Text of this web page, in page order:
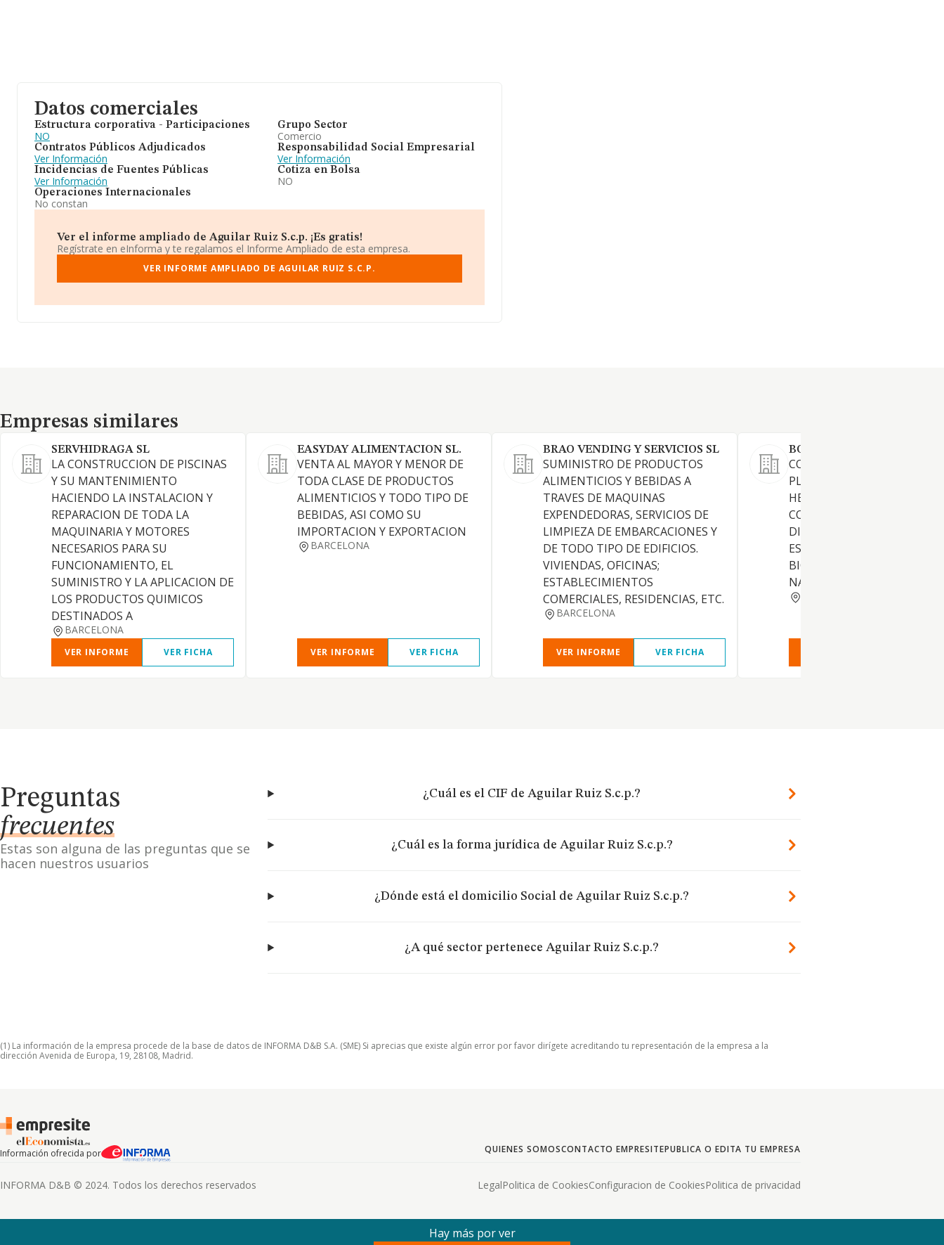
Datos comerciales
Estructura corporativa - Participaciones
NO
Contratos Públicos Adjudicados
Ver Información
Incidencias de Fuentes Públicas
Ver Información
Operaciones Internacionales
No constan
Grupo Sector
Comercio
Responsabilidad Social Empresarial
Ver Información
Cotiza en Bolsa
NO
Ver el informe ampliado de Aguilar Ruiz S.c.p. ¡Es gratis!
Regístrate en eInforma y te regalamos el Informe Ampliado de esta empresa.
VER INFORME AMPLIADO DE AGUILAR RUIZ S.C.P.
Empresas similares
Empresas similares
SERVHIDRAGA SL
LA CONSTRUCCION DE PISCINAS
Y SU MANTENIMIENTO
HACIENDO LA INSTALACION Y
REPARACION DE TODA LA
MAQUINARIA Y MOTORES
NECESARIOS PARA SU
FUNCIONAMIENTO, EL
SUMINISTRO Y LA APLICACION DE
LOS PRODUCTOS QUIMICOS
DESTINADOS A
BARCELONA
VER INFORME VER FICHA
EASYDAY ALIMENTACION SL.
VENTA AL MAYOR Y MENOR DE
TODA CLASE DE PRODUCTOS
ALIMENTICIOS Y TODO TIPO DE
BEBIDAS, ASI COMO SU
IMPORTACION Y EXPORTACION
BARCELONA
VER INFORME VER FICHA
BRAO VENDING Y SERVICIOS SL
SUMINISTRO DE PRODUCTOS
ALIMENTICIOS Y BEBIDAS A
TRAVES DE MAQUINAS
EXPENDEDORAS, SERVICIOS DE
LIMPIEZA DE EMBARCACIONES Y
DE TODO TIPO DE EDIFICIOS.
VIVIENDAS, OFICINAS;
ESTABLECIMIENTOS
COMERCIALES, RESIDENCIAS, ETC.
BARCELONA
VER INFORME VER FICHA
BORRELL NATURA SL
COMERCIO AL POR MENOR
PLANTA Y HIERBAS DE
HERBOLARIOS, PREPARADOS
COSMETICOS NATURALES,
DIETETICOS Y DE
ESPECIALES, ALIMENTOS
BIOLOGICOS,
NATURALES, ETC.
Preguntas
frecuentes
Estas son alguna de las preguntas que se
hacen nuestros usuarios
¿Cuál es el CIF de Aguilar Ruiz S.c.p.?
¿Cuál es la forma jurídica de Aguilar Ruiz S.c.p.?
¿Dónde está el domicilio Social de Aguilar Ruiz S.c.p.?
¿A qué sector pertenece Aguilar Ruiz S.c.p.?
(1) La información de la empresa procede de la base de datos de INFORMA D&B S.A. (SME) Si aprecias que existe algún error por favor dirígete acreditando tu representación de la empresa a la
dirección Avenida de Europa, 19, 28108, Madrid.
Información ofrecida por QUIENES SOMOSCONTACTO EMPRESITEPUBLICA O EDITA TU EMPRESA
INFORMA D&B © 2024. Todos los derechos reservados LegalPolitica de CookiesConfiguracion de CookiesPolitica de privacidad
Hay más por ver